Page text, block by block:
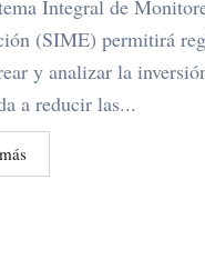
Integral de
(SIME) permitirá
y analizar la
a reducir las...